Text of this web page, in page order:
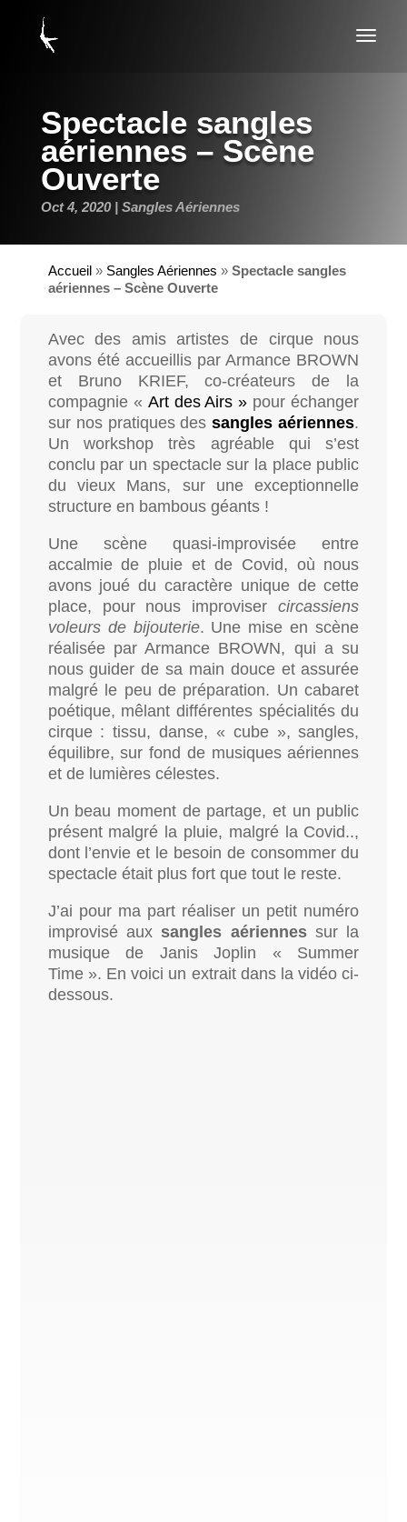
Spectacle sangles
aériennes – Scène
Ouverte
Oct 4, 2020 Sangles Aériennes
Accueil» Sangles Aériennes » Spectacle sangles
aériennes – Scène Ouverte
Avec des amis artistes de cirque nous
avons été accueillis par Armance BROWN
et Bruno KRIEF, co-créateurs de la
compagnie « Art des Airs » pour échanger
sur nos pratiques dessangles aériennes.
Un workshop très agréable qui s’est
conclu par un spectacle sur la place public
du vieux Mans, sur une exceptionnelle
structure en bambous géants !
Une scène quasi-improvisée entre
accalmie de pluie et de Covid, où nous
avons joué du caractère unique de cette
place, pour nous improvisercircassiens
voleurs de bijouterie. Une mise en scène
réalisée par Armance BROWN, qui a su
nous guider de sa main douce et assurée
malgré le peu de préparation. Un cabaret
poétique, mêlant différentes spécialités du
cirque : tissu, danse, « cube », sangles,
équilibre, sur fond de musiques aériennes
et de lumières célestes.
Un beau moment de partage, et un public
présent malgré la pluie, malgré la Covid..,
dont l’envie et le besoin de consommer du
spectacle était plus fort que tout le reste.
J’ai pour ma part réaliser un petit numéro
improvisé aux sangles aériennessur la
musique de Janis Joplin « Summer
Time ». En voici un extrait dans la vidéo ci-
dessous.